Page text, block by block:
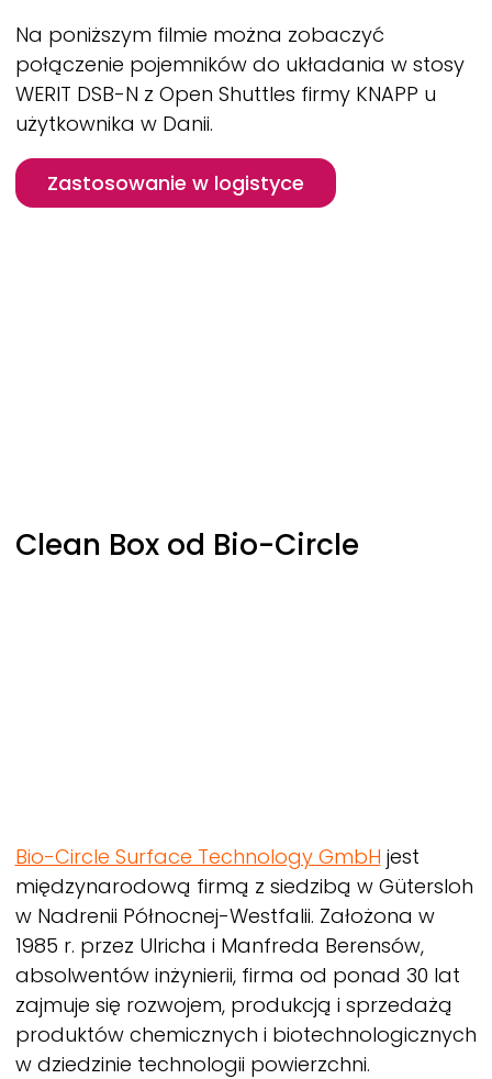
Na poniższym filmie można zobaczyć
połączenie pojemników do układania w stosy
WERIT DSB-N z Open Shuttles firmy KNAPP u
użytkownika w Danii.
Zastosowanie w logistyce
Clean Box od Bio-Circle
Bio-Circle Surface Technology GmbH jest
międzynarodową firmą z siedzibą w Gütersloh
w Nadrenii Północnej-Westfalii. Założona w
1985 r. przez Ulricha i Manfreda Berensów,
absolwentów inżynierii, firma od ponad 30 lat
zajmuje się rozwojem, produkcją i sprzedażą
produktów chemicznych i biotechnologicznych
w dziedzinie technologii powierzchni.